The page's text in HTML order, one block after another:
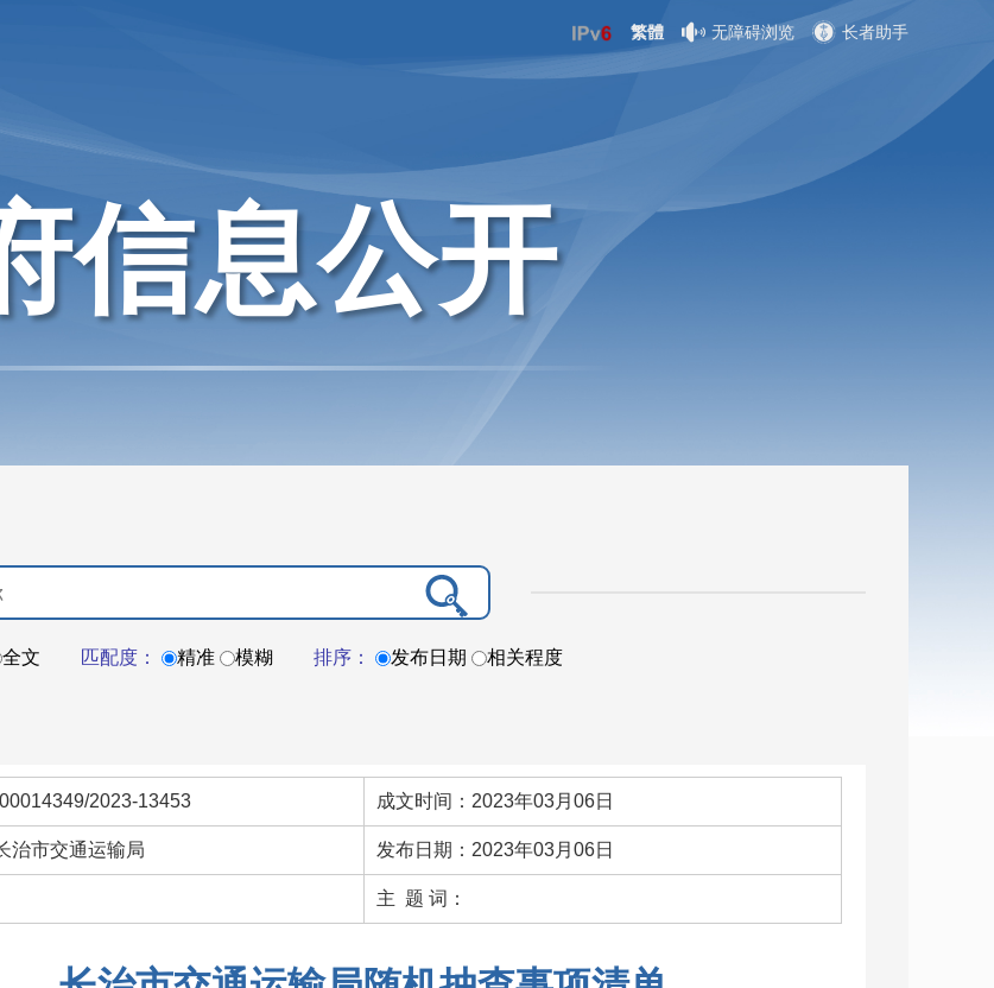
繁體 无障碍浏览 长者助手
信息公开
全文 匹配度： 精准 模糊 排序： 发布日期 相关程度
2023-13453 成文时间：2023年03月06日
治市交通运输局 发布日期：2023年03月06日
主 题 词：